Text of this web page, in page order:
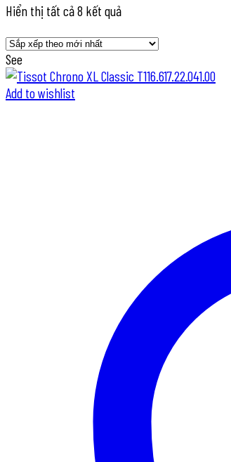
Hiển thị tất cả 8 kết quảĐã
xếp
mới
See
Add to wishlist